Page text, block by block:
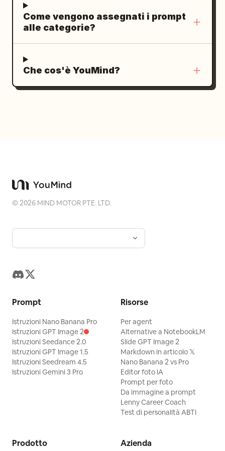
conversione dell'immagine allegata in
uno stile MapleStory, piuttosto che un
Come vengono assegnati i prompt
alle categorie?
Che cos'è YouMind?
©2026 MIND MOTOR PTE. LTD.
Prompt
Istruzioni Nano Banana Pro
Istruzioni GPT Image 2
Istruzioni Seedance 2.0
Istruzioni GPT Image 1.5
Istruzioni Seedream 4.5
Istruzioni Gemini 3 Pro
Risorse
Per agent
Alternative a NotebookLM
Slide GPT Image 2
Markdown in articolo 𝕏
Nano Banana 2 vs Pro
Editor foto IA
Prompt per foto
Da immagine a prompt
Lenny Career Coach
Test di personalità ABTI
Prodotto Azienda